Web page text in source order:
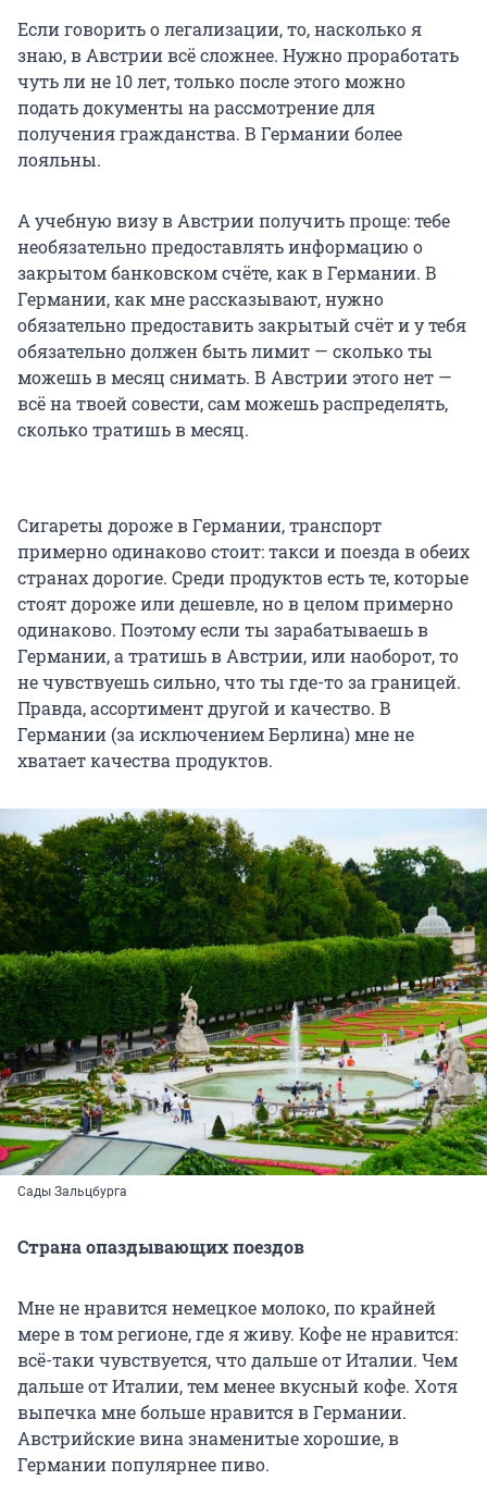
Если говорить о легализации, то, насколько я
знаю, в Австрии всё сложнее. Нужно проработать
чуть ли не 10 лет, только после этого можно
подать документы на рассмотрение для
получения гражданства. В Германии более
лояльны.
А учебную визу в Австрии получить проще: тебе
необязательно предоставлять информацию о
закрытом банковском счёте, как в Германии. В
Германии, как мне рассказывают, нужно
обязательно предоставить закрытый счёт и у тебя
обязательно должен быть лимит — сколько ты
можешь в месяц снимать. В Австрии этого нет —
всё на твоей совести, сам можешь распределять,
сколько тратишь в месяц.
Сигареты дороже в Германии, транспорт
примерно одинаково стоит: такси и поезда в обеих
странах дорогие. Среди продуктов есть те, которые
стоят дороже или дешевле, но в целом примерно
одинаково. Поэтому если ты зарабатываешь в
Германии, а тратишь в Австрии, или наоборот, то
не чувствуешь сильно, что ты где-то за границей.
Правда, ассортимент другой и качество. В
Германии (за исключением Берлина) мне не
хватает качества продуктов.
Сады Зальцбурга
Страна опаздывающих поездов
Мне не нравится немецкое молоко, по крайней
мере в том регионе, где я живу. Кофе не нравится:
всё-таки чувствуется, что дальше от Италии. Чем
дальше от Италии, тем менее вкусный кофе. Хотя
выпечка мне больше нравится в Германии.
Австрийские вина знаменитые хорошие, в
Германии популярнее пиво.